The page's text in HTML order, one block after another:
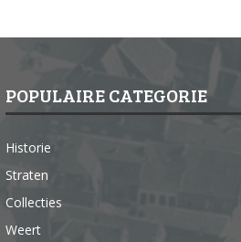
POPULAIRE CATEGORIE
Historie
Straten
Collecties
Weert